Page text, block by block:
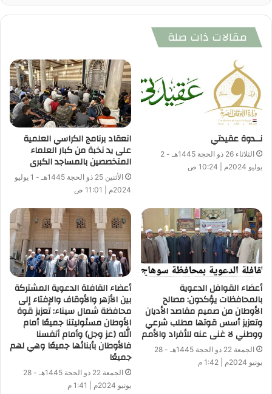
مقالات ذات صلة
نــدوة عقيدتي
الثلاثاء 26 ذو الحجة 1445هـ - 2
يوليو 2024م | 10:24 ص
انعقاد برنامج الكراسي العلمية
على يد نخبة من كبار العلماء
المتخصصين بالمساجد الكبرى
الأثنين 25 ذو الحجة 1445هـ - 1 يوليو
2024م | 11:01 ص
أعضاء القوافل الدعوية
بالمحافظات يؤكدون: مصالح
الأوطان من صميم مقاصد الأديان
وتعزيز أسس قوتها مطلب شرعي
ووطني لا غنى عنه للأفراد والأمم
الجمعة 22 ذو الحجة 1445هـ - 28
يونيو 2024م | 1:42 م
أعضاء القافلة الدعوية المشتركة
بين الأزهر والأوقاف والإفتاء إلى
محافظة شمال سيناء: تعزيز قوة
الأوطان مسئوليتنا جميعًا أمام
الله (عز وجل) وأمام أنفسنا
فالأوطان بأبنائها جميعًا وهي لهم
جميعًا
الجمعة 22 ذو الحجة 1445هـ - 28
يونيو 2024م | 1:41 م